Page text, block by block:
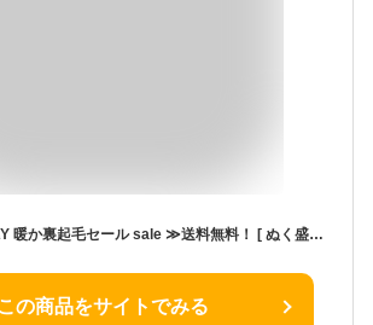
≪ BLACK FRIDAY 暖か裏起毛セール sale ≫送料無料！ [ ぬく盛り ] 裏起毛 ワンピース マキシ ロング スウェット 暖かい ワンピ レディース ルームウェア おしゃれ 部屋着 長袖 ポケット パーカー 冬 秋 秋冬 リラックス マキシワンピース [E1121] 【送料無料】
の商品をサイトでみる